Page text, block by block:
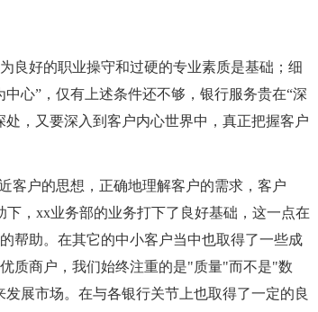
良好的职业操守和过硬的专业素质是基础；细
心”，仅有上述条件还不够，银行服务贵在“深
，又要深入到客户内心世界中，真正把握客户
客户的思想，正确地理解客户的需求，客户
下，xx业务部的业务打下了良好基础，这一点在
帮助。在其它的中小客户当中也取得了一些成
质商户，我们始终注重的是"质量"而不是"数
展市场。在与各银行关节上也取得了一定的良